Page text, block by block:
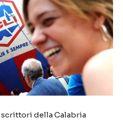
della Calabria